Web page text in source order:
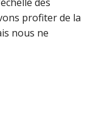
profiter de la
nous ne